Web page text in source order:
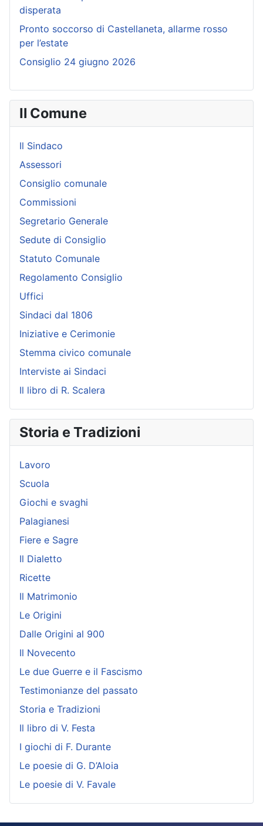
disperata
Pronto soccorso di Castellaneta, allarme rosso
per l’estate
Consiglio 24 giugno 2026
Il Comune
Il Sindaco
Assessori
Consiglio comunale
Commissioni
Segretario Generale
Sedute di Consiglio
Statuto Comunale
Regolamento Consiglio
Uffici
Sindaci dal 1806
Iniziative e Cerimonie
Stemma civico comunale
Interviste ai Sindaci
Il libro di R. Scalera
Storia e Tradizioni
Lavoro
Scuola
Giochi e svaghi
Palagianesi
Fiere e Sagre
Il Dialetto
Ricette
Il Matrimonio
Le Origini
Dalle Origini al 900
Il Novecento
Le due Guerre e il Fascismo
Testimonianze del passato
Storia e Tradizioni
Il libro di V. Festa
I giochi di F. Durante
Le poesie di G. D’Aloia
Le poesie di V. Favale